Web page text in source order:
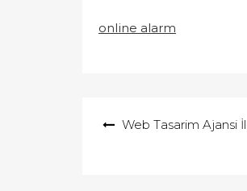
online alarm
gezinmesi
Web Tasarim Ajansi